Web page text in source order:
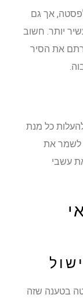
אך גם
יותר. חשוב
את הסיר
כל מנת
את
עשבי
בטענה שזה